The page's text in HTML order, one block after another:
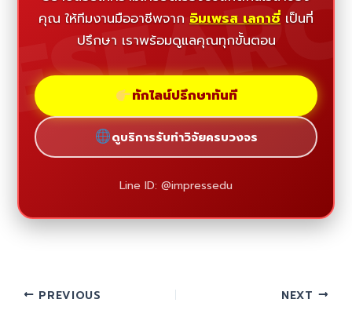
คุณ ให้ทีมงานมืออาชีพจาก อิมเพรส เลกาซี่ เป็นที่
ปรึกษา เราพร้อมดูแลคุณทุกขั้นตอน
ทักไลน์ปรึกษาทันที
ดูบริการรับทำวิจัยครบวงจร
Line ID: @impressedu
PREVIOUS NEXT